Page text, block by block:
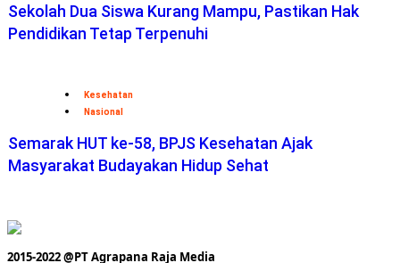
Sekolah Dua Siswa Kurang Mampu, Pastikan Hak
Pendidikan Tetap Terpenuhi
Kesehatan
Nasional
Semarak HUT ke-58, BPJS Kesehatan Ajak
Masyarakat Budayakan Hidup Sehat
2015-2022 @PT Agrapana Raja Media